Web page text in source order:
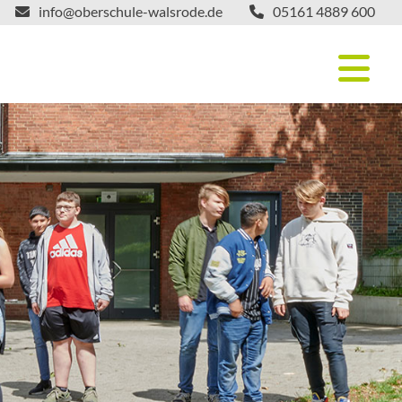
05161 4889 600
info@oberschule-walsrode.de